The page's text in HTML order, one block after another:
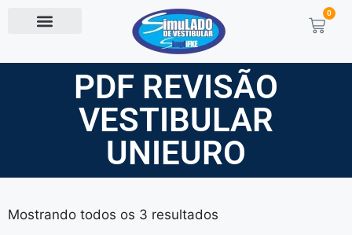
0
PDF REVISÃO
VESTIBULAR
UNIEURO
Mostrando todos os 3 resultados